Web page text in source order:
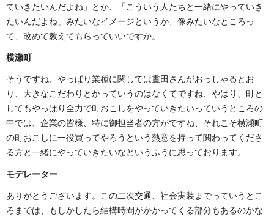
ていきたいんだよね」とか、「こういう人たちと一緒にやっていき
たいんだよね」みたいなイメージというか、像みたいなところっ
て、改めて教えてもらっていいですか。
横瀬町
そうですね、やっぱり業種に関しては晝田さんがおっしゃるとお
り、大きなこだわりとかっていうのはなくてですね、やはり、町と
してもやっぱり全力で町おこしをやっていきたいっていうところの
中では、企業の皆様、特に御担当者の方がですね、それこそ横瀬町
の町おこしに一役買ってやろうという熱意を持って関わってくださ
る方と一緒にやっていきたいなというふうに思っております。
モデレーター
ありがとうございます。この二次交通、社会実装までっていうとこ
ろまでは、もしかしたら結構時間がかかってくる部分もあるのかな